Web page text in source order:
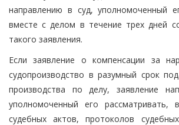
направлению в суд, уполномоченный
вместе с делом в течение трех дней
такого заявления.
Если заявление о компенсации за
судопроизводство в разумный срок
производства по делу, заявление
уполномоченный его рассматривать,
судебных актов, протоколов